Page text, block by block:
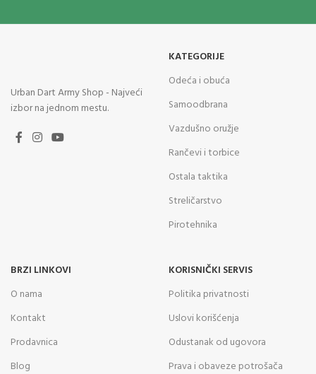
Urban Dart Army Shop - Najveći
izbor na jednom mestu.
KATEGORIJE
Odeća i obuća
Samoodbrana
Vazdušno oružje
Rančevi i torbice
Ostala taktika
Streličarstvo
Pirotehnika
BRZI LINKOVI
O nama
Kontakt
Prodavnica
Blog
KORISNIČKI SERVIS
Politika privatnosti
Uslovi korišćenja
Odustanak od ugovora
Prava i obaveze potrošača